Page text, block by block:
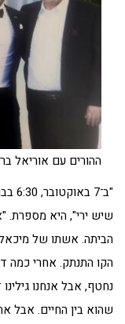
ההורים עם אוריאל
שיש ירי", היא מספרת.
הביתה. אשתו של
הקו התנתק. אחרי כמה
נחטף, אבל אנחנו
שהוא בין החיים. אבל